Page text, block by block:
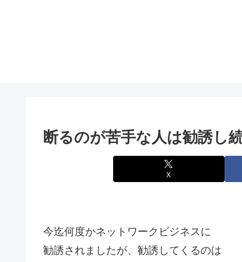
断るのが苦手な人は勧誘し
X
今迄何度かネットワークビジネスに
勧誘されましたが、勧誘してくるのは